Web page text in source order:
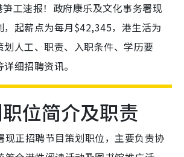
工速报！政府康乐及文化事务署现
，起薪点为每月$42,345，港生活为
划人工、职责、入职条件、学历要
细招聘资讯。
位简介及职责
现正招聘节目策划职位，主要负责协